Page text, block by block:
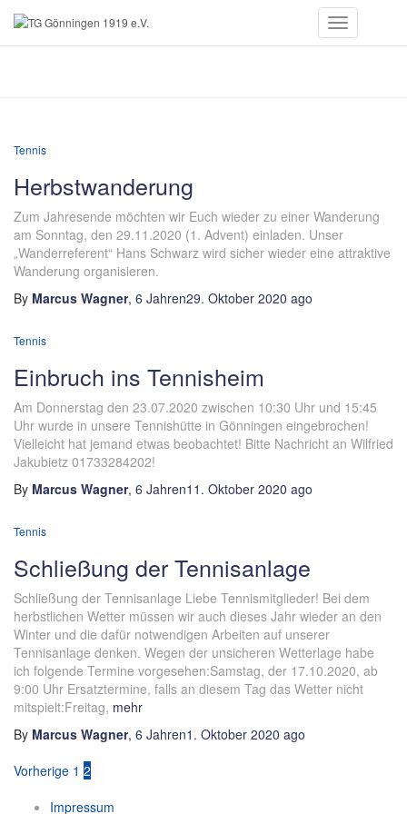
Toggle
Tennis
Herbstwanderung
Zum Jahresende möchten wir Euch wieder zu einer Wanderung
am Sonntag, den 29.11.2020 (1. Advent) einladen. Unser
„Wanderreferent“ Hans Schwarz wird sicher wieder eine attraktive
Wanderung organisieren.
By Marcus Wagner, 6 Jahren29. Oktober 2020 ago
Tennis
Einbruch ins Tennisheim
Am Donnerstag den 23.07.2020 zwischen 10:30 Uhr und 15:45
Uhr wurde in unsere Tennishütte in Gönningen eingebrochen!
Vielleicht hat jemand etwas beobachtet! Bitte Nachricht an Wilfried
Jakubietz 01733284202!
By Marcus Wagner, 6 Jahren11. Oktober 2020 ago
Tennis
Schließung der Tennisanlage
Schließung der Tennisanlage Liebe Tennismitglieder! Bei dem
herbstlichen Wetter müssen wir auch dieses Jahr wieder an den
Winter und die dafür notwendigen Arbeiten auf unserer
Tennisanlage denken. Wegen der unsicheren Wetterlage habe
ich folgende Termine vorgesehen:Samstag, der 17.10.2020, ab
9:00 Uhr Ersatztermine, falls an diesem Tag das Wetter nicht
mitspielt:Freitag, mehr
By Marcus Wagner, 6 Jahren1. Oktober 2020 ago
Seitennummerierung
der
Vorherige 1 2
Impressum